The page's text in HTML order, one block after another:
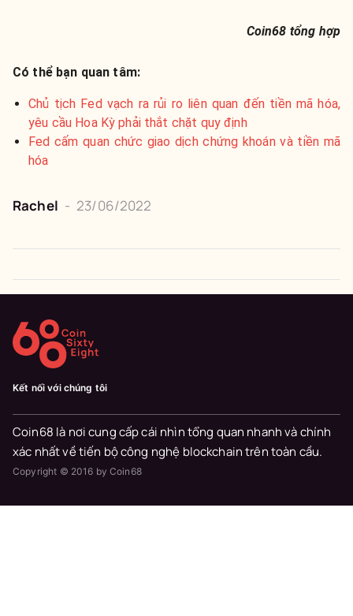
Coin68 tổng hợp
Có thể bạn quan tâm:
Chủ tịch Fed vạch ra rủi ro liên quan đến tiền mã hóa,
yêu cầu Hoa Kỳ phải thắt chặt quy định
Fed cấm quan chức giao dịch chứng khoán và tiền mã
hóa
Rachel - 23/06/2022
Kết nối với chúng tôi
Coin68 là nơi cung cấp cái nhìn tổng quan nhanh và chính
xác nhất về tiến bộ công nghệ blockchain trên toàn cầu.
Copyright © 2016 by Coin68